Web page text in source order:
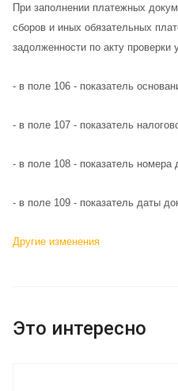
При заполнении платежных
сборов и иных обязательных
задолженности по акту проверки
- в поле 106 - показатель
- в поле 107 - показатель
- в поле 108 - показатель номера
- в поле 109 - показатель даты
Другие изменения
Это интересно